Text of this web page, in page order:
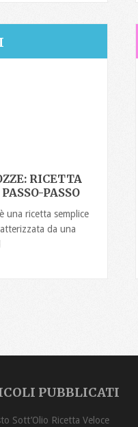
RICETTA
PASSO
una ricetta semplice
da una
PUBBLICATI
Melanzane Arrosto Sott’Olio Ricetta ‏Veloce